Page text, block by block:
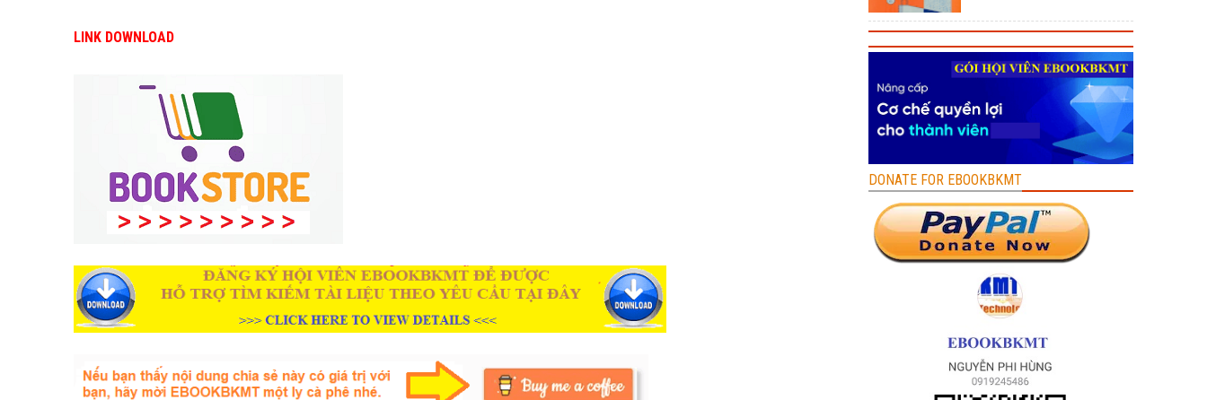
LINK DOWNLOAD
DONATE FOR EBOOKBKMT